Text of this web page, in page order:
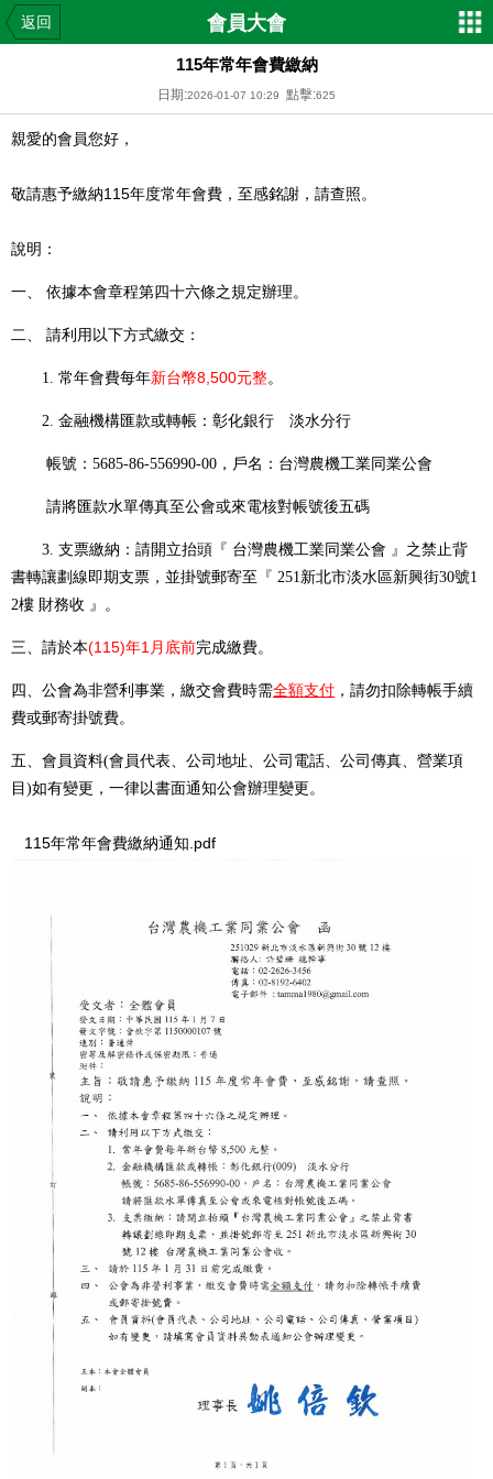
返回 會員大會
115年常年會費繳納
日期:2026-01-07 10:29 點擊:625
親愛的會員您好，
敬請惠予繳納115年度常年會費，至感銘謝，請查照。
說明：
一、 依據本會章程第四十六條之規定辦理。
二、 請利用以下方式繳交：
1. 常年會費每年新台幣8,500元整。
2. 金融機構匯款或轉帳：彰化銀行 淡水分行
帳號：5685-86-556990-00，戶名：台灣農機工業同業公會
請將匯款水單傳真至公會或來電核對帳號後五碼
3. 支票繳納：請開立抬頭『 台灣農機工業同業公會 』之禁止背
書轉讓劃線即期支票，並掛號郵寄至
『 251新北市淡水區新興街30號1
2樓 財務收 』 。
三、請於本(115)年1月底前完成繳費。
四、公會為非營利事業，繳交會費時需全額支付 ，請勿扣除轉帳手續
費或郵寄掛號費。
五、會員資料(會員代表、公司地址、公司電話、公司傳真、營業項
目)如有變更，一律以書面通知公會辦理變更。
115年常年會費繳納通知.pdf